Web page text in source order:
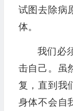
试图去除病
体。
我们必
击自己。虽
复，直到我
身体不会自